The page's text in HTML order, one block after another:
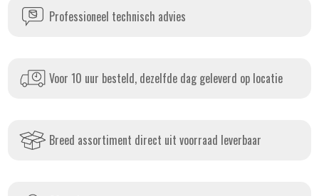
Professioneel technisch advies
Voor 10 uur besteld, dezelfde dag geleverd op locatie
Breed assortiment direct uit voorraad leverbaar